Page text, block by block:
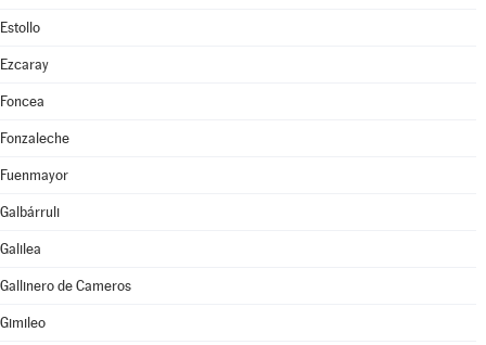
Estollo
Ezcaray
Foncea
Fonzaleche
Fuenmayor
Galbárruli
Galilea
Gallinero de Cameros
Gimileo